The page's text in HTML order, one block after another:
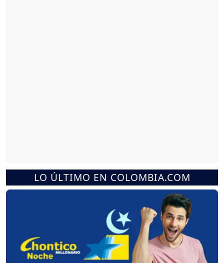
LO ÚLTIMO EN COLOMBIA.COM